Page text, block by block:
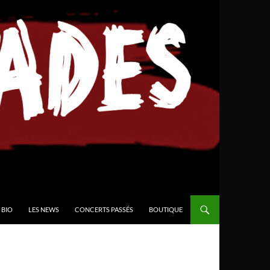
BIO LES NEWS CONCERTS PASSÉS BOUTIQUE